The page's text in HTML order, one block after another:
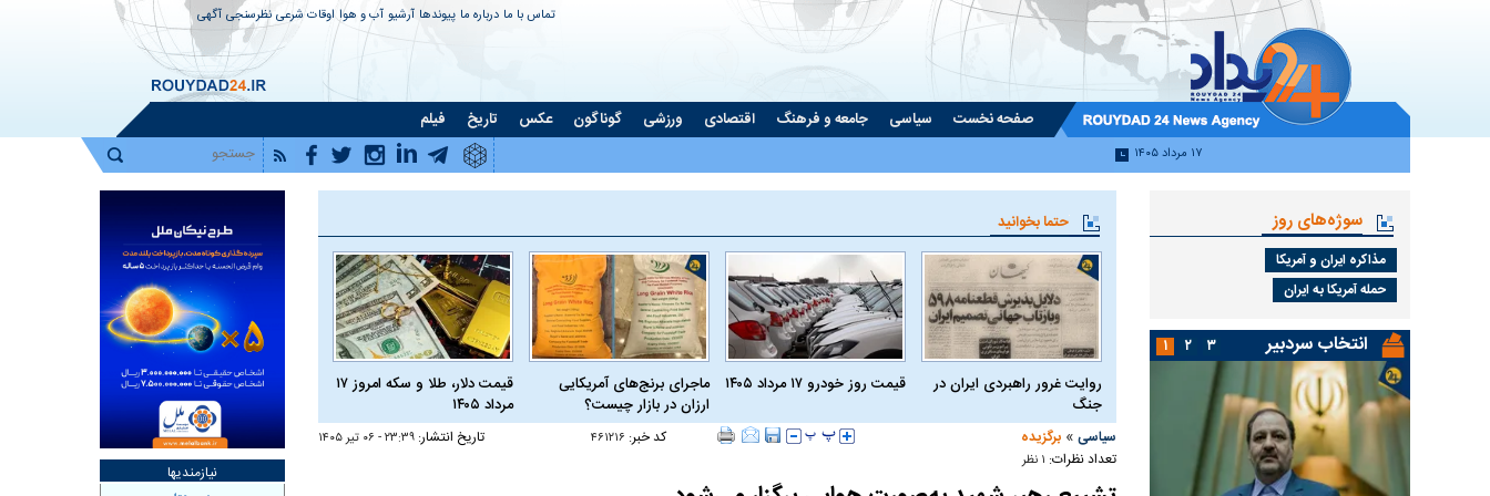
تماس با ما درباره ما پیوندها آرشیو آب و هوا اوقات شرعی نظرسنجی آگهی
صفحه نخست سیاسی جامعه و فرهنگ اقتصادی ورزشی گوناگون عکس تاریخ فیلم
۱۷ مرداد ۱۴۰۵
حتما بخوانید
روایت غرور راهبردی ایران در
جنگ
قیمت روز خودرو ۱۷ مرداد ۱۴۰۵
ماجرای برنج‌های آمریکایی
ارزان در بازار چیست؟
قیمت دلار، طلا و سکه امروز ۱۷
مرداد ۱۴۰۵
سیاسی » برگزیده کد خبر: ۴۶۱۲۱۶ تاریخ انتشار: ۲۳:۳۹ - ۰۶ تير ۱۴۰۵
تعداد نظرات: ۱ نظر
سوژه‌های روز
مذاکره ایران و آمریکا
حمله آمریکا به ایران
انتخاب سردبیر ۱ ۲ ۳
نیازمندیها